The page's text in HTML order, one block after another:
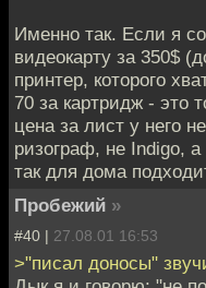
Именно так. Если я
видеокарту за 350$
принтер, которого
70 за картридж - это
цена за лист у него
ризограф, не Indigo,
так для дома
Пробежий »
#40 | 27.08.01 16:53
>"писал доносы"